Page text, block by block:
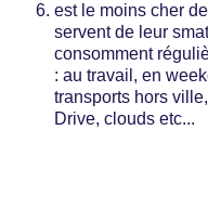
est le moins cher
servent de leur
consomment
: au travail, en
transports hors
Drive, clouds etc...